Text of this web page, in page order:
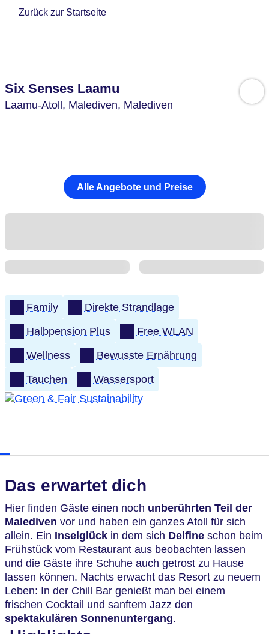
Zurück zur Startseite
Six Senses Laamu
Laamu-Atoll, Malediven, Malediven
Alle Angebote und Preise
Family
Direkte Strandlage
Halbpension Plus
Free WLAN
Wellness
Bewusste Ernährung
Tauchen
Wassersport
Das erwartet dich
Hier finden Gäste einen noch unberührten Teil der
Malediven vor und haben ein ganzes Atoll für sich
allein. Ein Inselglück in dem sich Delfine schon beim
Frühstück vom Restaurant aus beobachten lassen
und die Gäste ihre Schuhe auch getrost zu Hause
lassen können. Nachts erwacht das Resort zu neuem
Leben: In der Chill Bar genießt man bei einem
frischen Cocktail und sanftem Jazz den
spektakulären Sonnenuntergang.